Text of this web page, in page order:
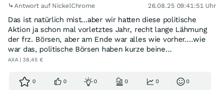
Antwort auf NickelChrome 26.08.25 09:41:51 Uhr
Das ist natürlich mist…aber wir hatten diese politische
Aktion ja schon mal vorletztes Jahr, recht lange Lähmung
der frz. Börsen, aber am Ende war alles wie vorher….wie
war das, politische Börsen haben kurze beine…
AXA | 38,45 €
0 0 0 0 0 0